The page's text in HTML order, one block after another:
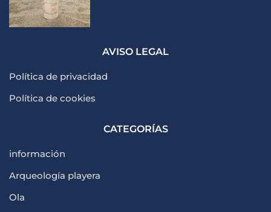
AVISO LEGAL
Política de privacidad
Política de cookies
CATEGORÍAS
información
Arqueología playera
Ola